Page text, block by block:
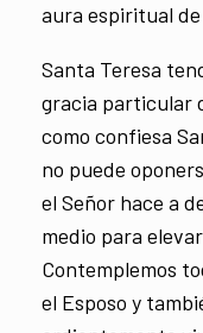
aura espiritual
Santa Teresa
gracia particular
como confiesa
no puede
el Señor hace a
medio para
Contemplemos
el Esposo y